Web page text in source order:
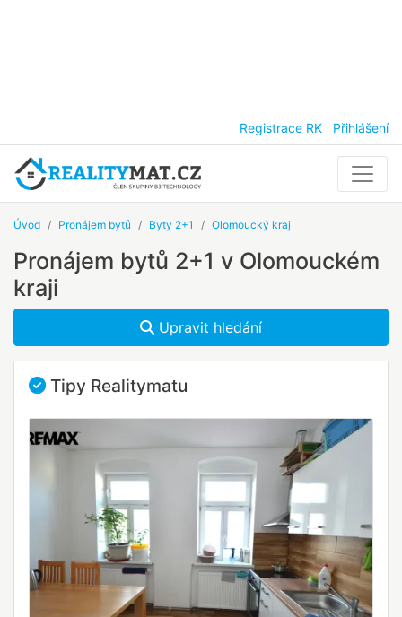
Registrace RK Přihlášení
Úvod Pronájem bytů Byty 2+1 Olomoucký kraj
Pronájem bytů 2+1 v Olomouckém
kraji
Upravit hledání
Tipy Realitymatu